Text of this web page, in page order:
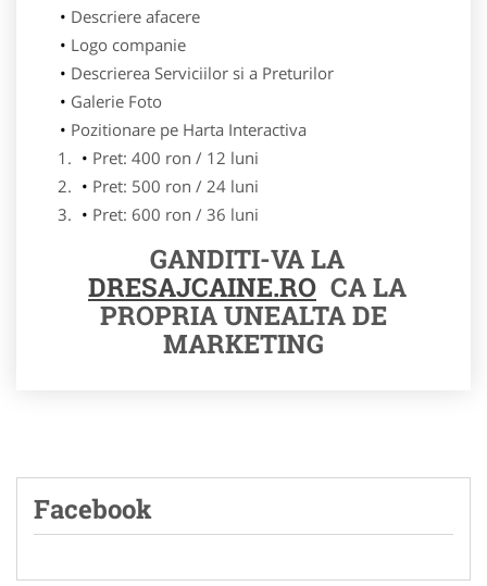
Descriere afacere
Logo companie
Descrierea Serviciilor si a Preturilor
Galerie Foto
Pozitionare pe Harta Interactiva
Pret: 400 ron / 12 luni
Pret: 500 ron / 24 luni
Pret: 600 ron / 36 luni
GANDITI-VA LA
DRESAJCAINE.RO CA LA
PROPRIA UNEALTA DE
MARKETING
Facebook